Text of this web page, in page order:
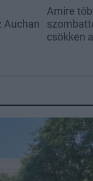
Auchan
Amire
csökken